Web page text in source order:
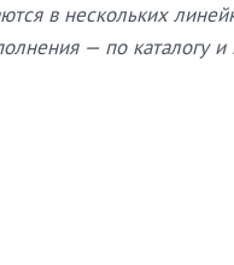
в нескольких
— по каталогу и